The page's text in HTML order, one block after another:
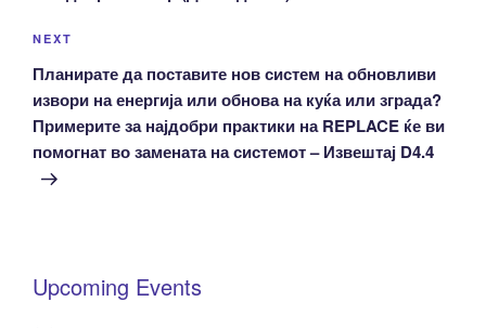
Next
Post
NEXT
Планирате да поставите нов систем на обновливи
извори на енергија или обнова на куќа или зграда?
Примерите за најдобри практики на REPLACE ќе ви
помогнат во замената на системот – Извештај D4.4
Upcoming Events